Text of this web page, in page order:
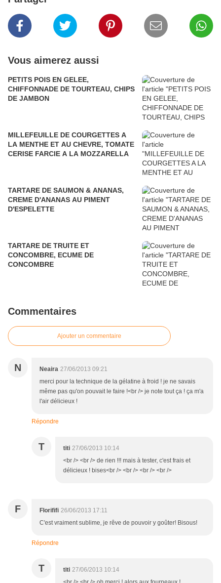
Vous aimerez aussi
PETITS POIS EN GELEE,
CHIFFONNADE DE TOURTEAU, CHIPS
DE JAMBON
MILLEFEUILLE DE COURGETTES A
LA MENTHE ET AU CHEVRE, TOMATE
CERISE FARCIE A LA MOZZARELLA
TARTARE DE SAUMON & ANANAS,
CREME D'ANANAS AU PIMENT
D'ESPELETTE
TARTARE DE TRUITE ET
CONCOMBRE, ECUME DE
CONCOMBRE
Commentaires
Ajouter un commentaire
N Neaira 27/06/2013 09:21
merci pour la technique de la gélatine à froid ! je ne savais
même pas qu'on pouvait le faire !<br /> je note tout ça ! ça m'a
l'air délicieux !
Répondre
T titi 27/06/2013 10:14
<br /> <br /> de rien !!! mais à tester, c'est frais et
délicieux ! bises<br /> <br /> <br /> <br />
F Florififi 26/06/2013 17:11
C'est vraiment sublime, je rêve de pouvoir y goûter! Bisous!
Répondre
T titi 27/06/2013 10:14